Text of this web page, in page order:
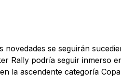
novedades se seguirán
Rally podría seguir inmerso
la ascendente categoría Copa